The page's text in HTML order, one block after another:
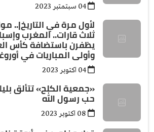
ثلاث قارات.. المغرب
وأولى المباريات في
«جمعية الكلح» تتألق
حب رسول الله